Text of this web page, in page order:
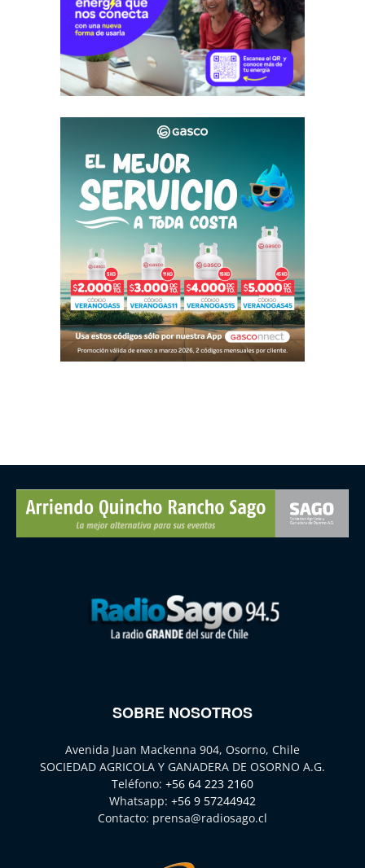
SOBRE NOSOTROS
Avenida Juan Mackenna 904, Osorno, Chile
SOCIEDAD AGRICOLA Y GANADERA DE OSORNO A.G.
Teléfono: +56 64 223 2160
Whatsapp: +56 9 57244942
Contacto: prensa@radiosago.cl